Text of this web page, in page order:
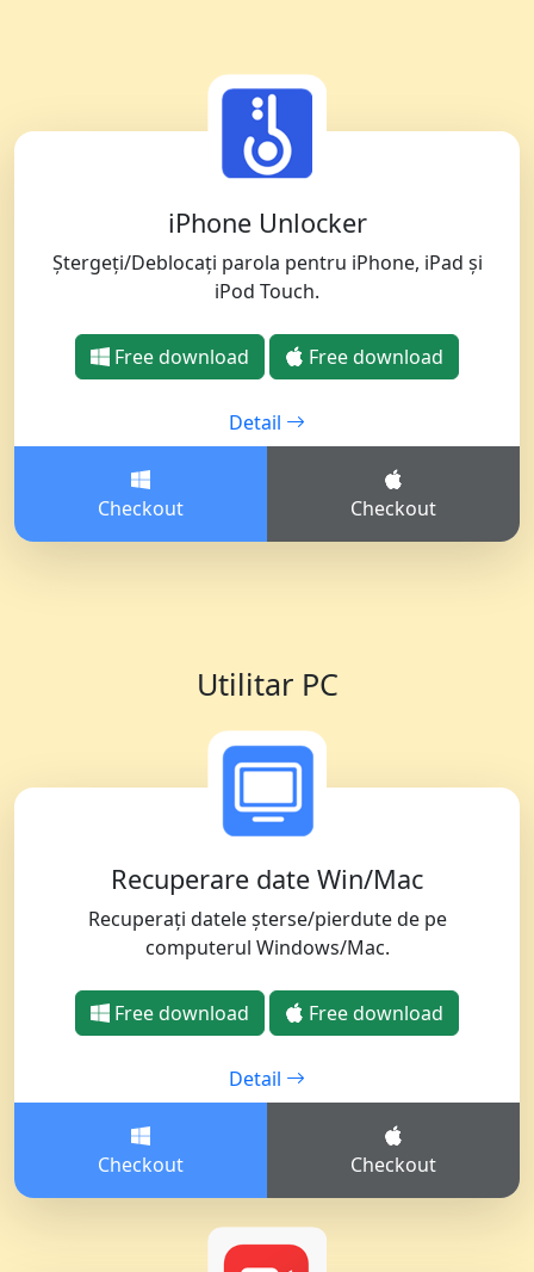
iPhone Unlocker
Ștergeți/Deblocați parola pentru iPhone, iPad și
iPod Touch.
Free download Free download
Detail
Checkout Checkout
Utilitar PC
Recuperare date Win/Mac
Recuperați datele șterse/pierdute de pe
computerul Windows/Mac.
Free download Free download
Detail
Checkout Checkout
Suomalainen
Ελληνικά
Bahasa Melayu
ไทย
한국어
Polskie
Gaeilge
繁體中文